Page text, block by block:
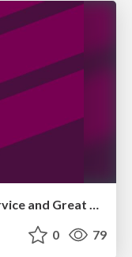
5 Steps to Fueling Growth for Service and Great Customer Experiences
0 79